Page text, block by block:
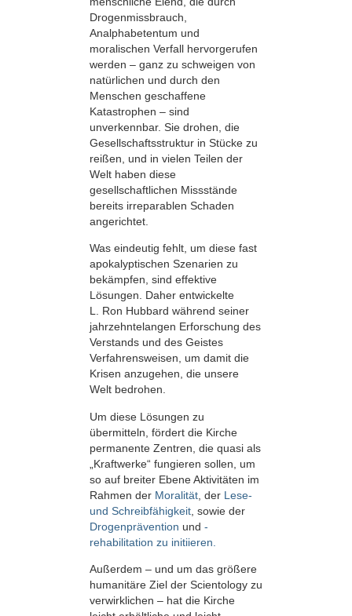
Drogenmissbrauch,
Analphabetentum und
moralischen Verfall hervorgerufen
werden – ganz zu schweigen von
natürlichen und durch den
Menschen geschaffene
Katastrophen – sind
unverkennbar. Sie drohen, die
Gesellschaftsstruktur in Stücke zu
reißen, und in vielen Teilen der
Welt haben diese
gesellschaftlichen Missstände
bereits irreparablen Schaden
angerichtet.
Was eindeutig fehlt, um diese fast
apokalyptischen Szenarien zu
bekämpfen, sind effektive
Lösungen. Daher entwickelte
L. Ron Hubbard während seiner
jahrzehntelangen Erforschung des
Verstands und des Geistes
Verfahrensweisen, um damit die
Krisen anzugehen, die unsere
Welt bedrohen.
Um diese Lösungen zu
übermitteln, fördert die Kirche
permanente Zentren, die quasi als
„Kraftwerke“ fungieren sollen, um
so auf breiter Ebene Aktivitäten im
Rahmen der Moralität , der Lese-
und Schreibfähigkeit , sowie der
Drogenprävention und -
rehabilitation zu initiieren.
Außerdem – und um das größere
humanitäre Ziel der Scientology zu
verwirklichen – hat die Kirche